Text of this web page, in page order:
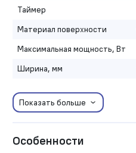
Таймер
Материал поверхности
Максимальная мощность, Вт
Ширина, мм
Показать больше
Особенности